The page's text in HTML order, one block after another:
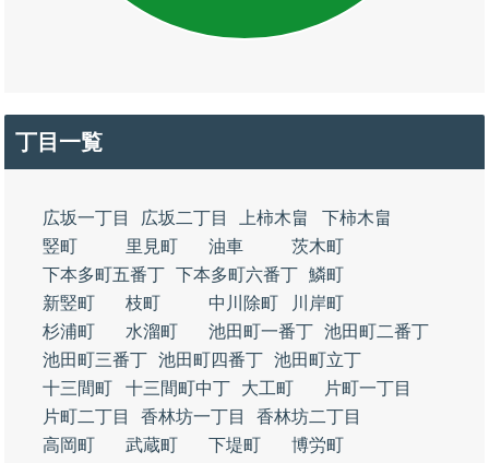
丁目一覧
広坂一丁目 広坂二丁目 上柿木畠
下柿木畠
竪町
里見町 油車
茨木町
下本多町五番丁 下本多町六番丁 鱗町
新竪町
枝町 中川除町
川岸町
杉浦町
水溜町 池田町一番丁 池田町二番丁
池田町三番丁 池田町四番丁 池田町立丁
十三間町
十三間町中丁 大工町
片町一丁目
片町二丁目
香林坊一丁目
香林坊二丁目
高岡町
武蔵町 下堤町
博労町